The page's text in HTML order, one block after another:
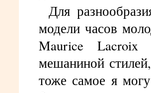
Для
модели часов
Maurice Lacroix
мешаниной
тоже самое я